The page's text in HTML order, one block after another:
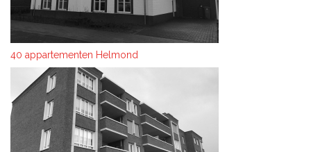
40 appartementen Helmond